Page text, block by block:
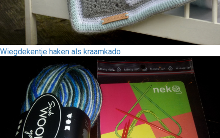
Wiegdekentje haken als kraamkado